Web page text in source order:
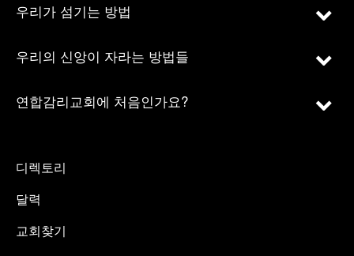
우리가 섬기는 방법
우리의 신앙이 자라는 방법들
연합감리교회에 처음인가요?
디렉토리
달력
교회찾기